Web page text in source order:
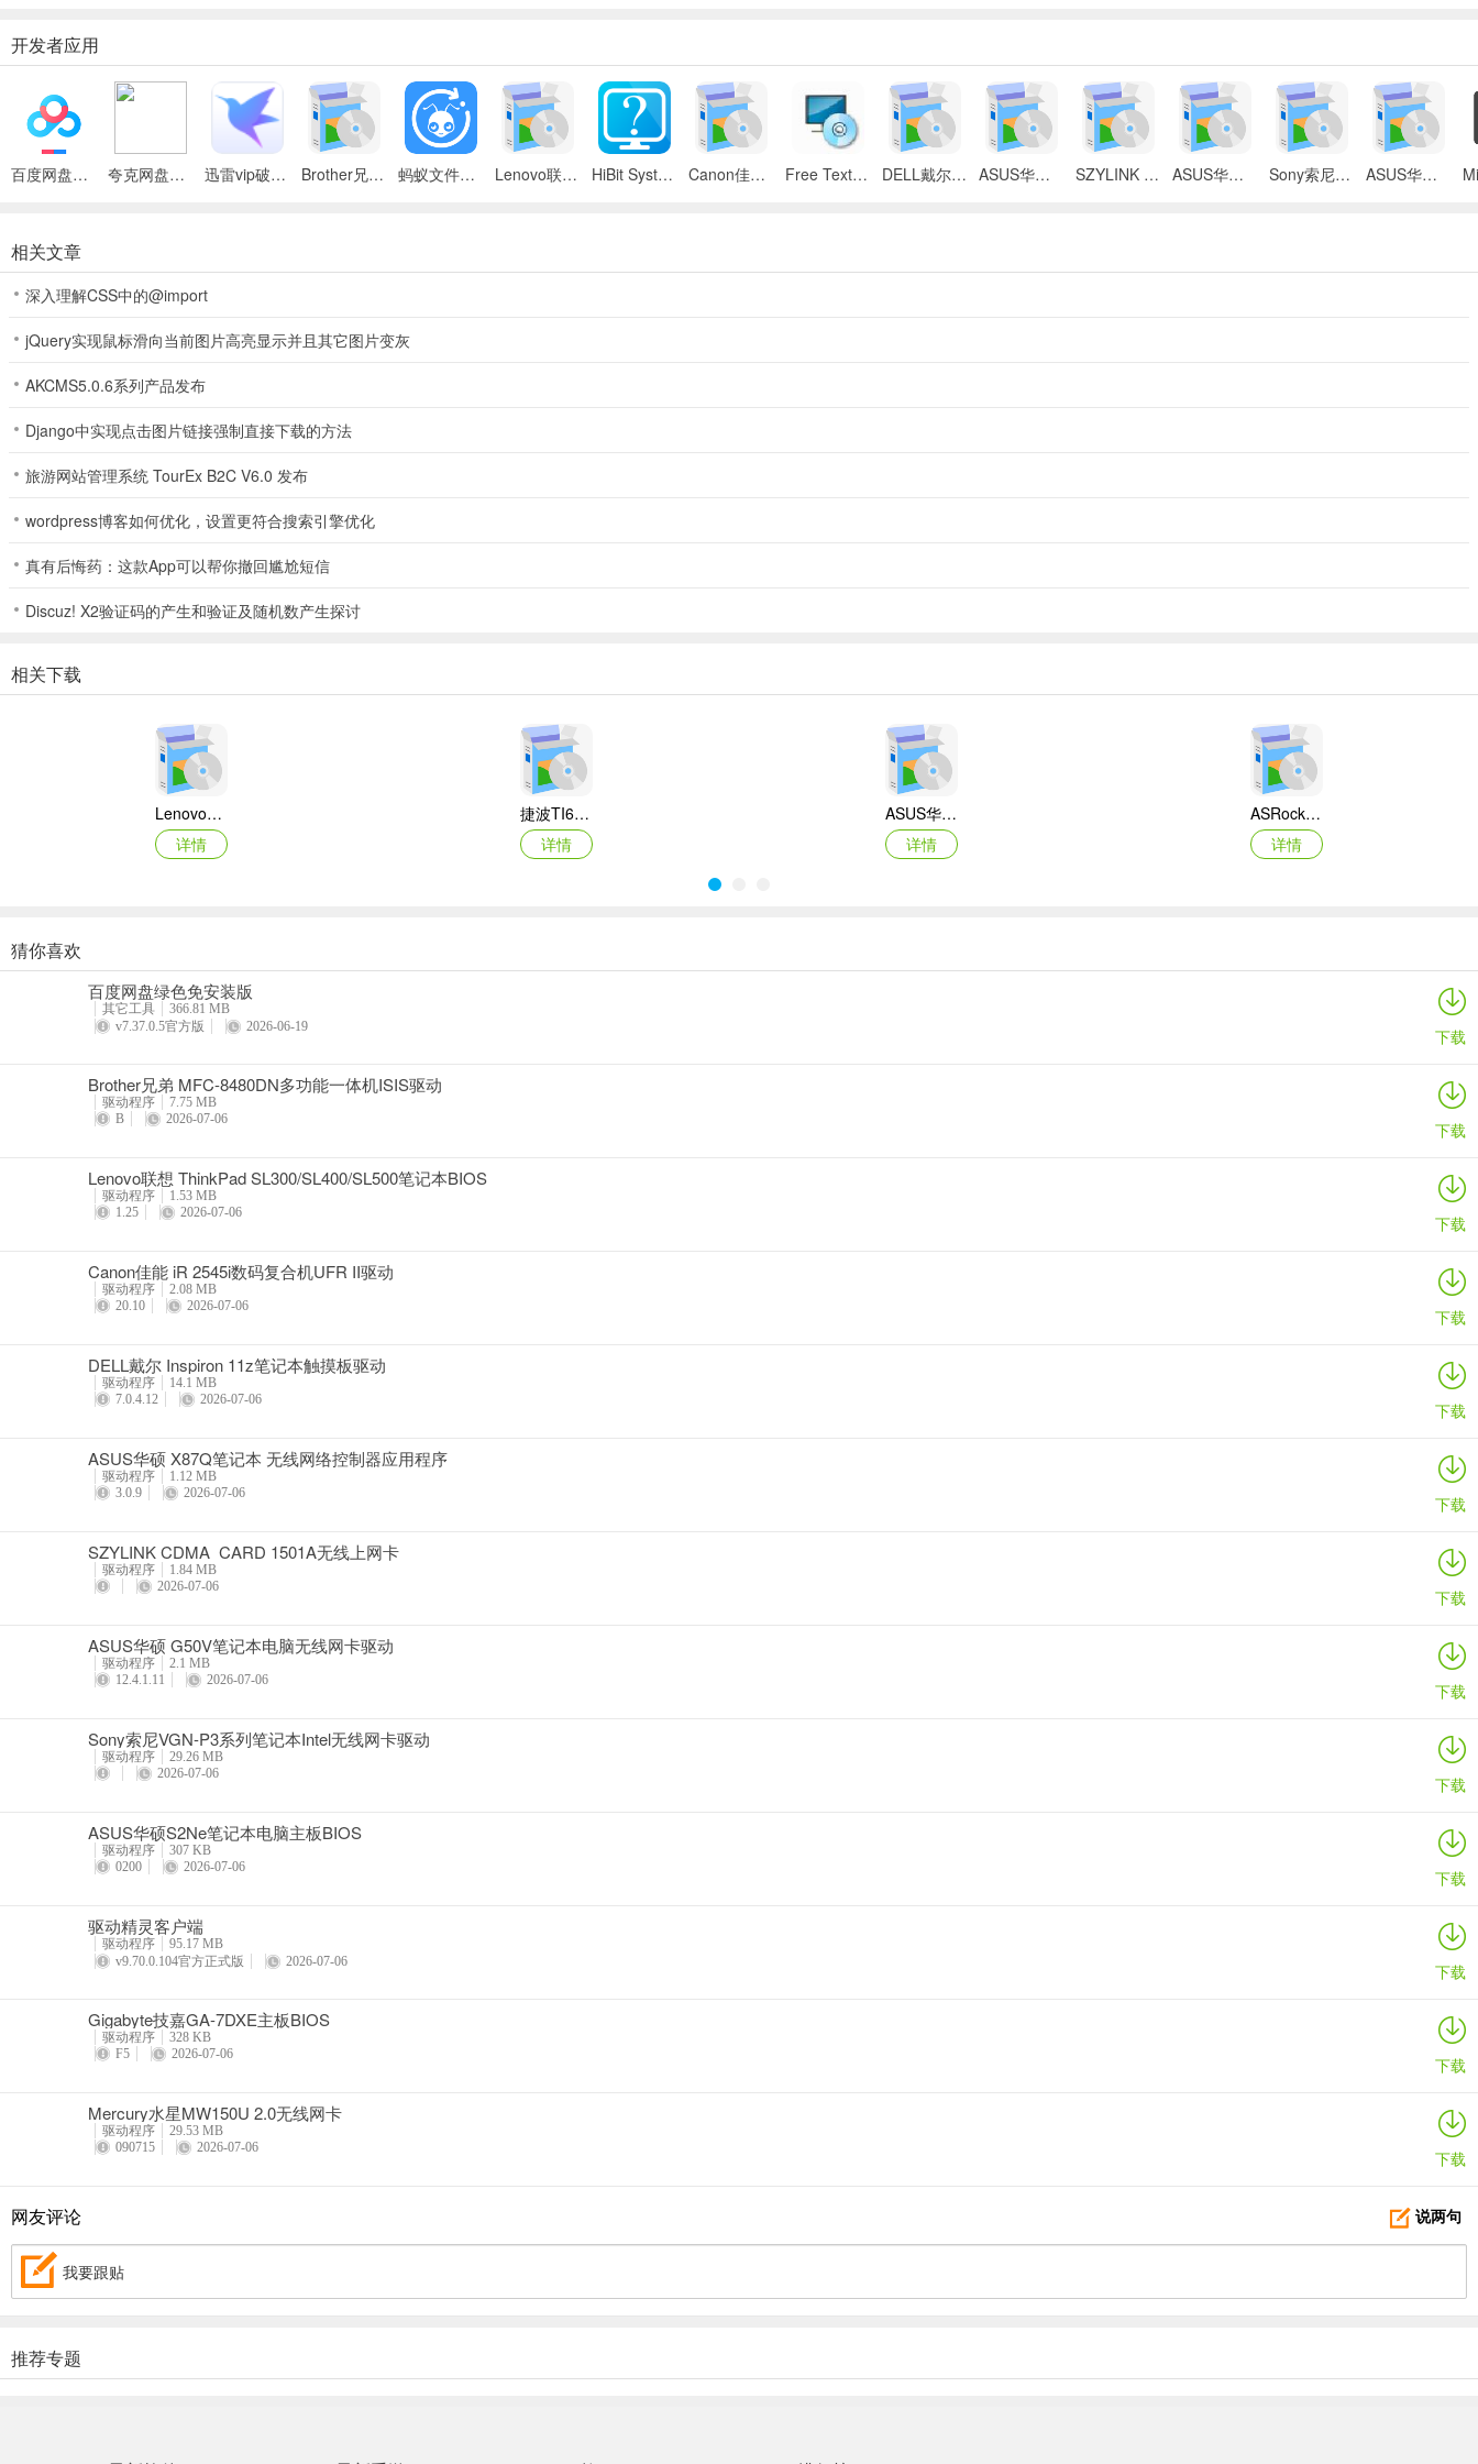
开发者应用
百度网盘绿色免安装Pc电脑版 夸克网盘官方正式版 迅雷vip破解版永久会员2024版 Brother兄弟 MFC-8480DN多功能一体机ISIS驱动 蚂蚁文件（数据恢复大师） Lenovo联想 ThinkPad SL300/SL400/SL500笔记本BIOS HiBit System Information(系统信息检测工具) Canon佳能 iR 2545i数码复合机UFR II驱动 Free Text to Speech DELL戴尔 Inspiron 11z笔记本触摸板驱动 ASUS华硕 X87Q笔记本 无线网络控制器应用程序 SZYLINK CDMA_CARD 1501A无线上网卡 ASUS华硕 G50V笔记本电脑无线网卡驱动 Sony索尼VGN-P3系列笔记本Intel无线网卡驱动 ASUS华硕S2Ne笔记本电脑主板BIOS
相关文章
深入理解CSS中的@import
jQuery实现鼠标滑向当前图片高亮显示并且其它图片变灰
AKCMS5.0.6系列产品发布
Django中实现点击图片链接强制直接下载的方法
旅游网站管理系统 TourEx B2C V6.0 发布
wordpress博客如何优化，设置更符合搜索引擎优化
真有后悔药：这款App可以帮你撤回尴尬短信
Discuz! X2验证码的产生和验证及随机数产生探讨
相关下载
Lenovo联想 Ideapad Z465/Z565系列笔记本 声卡驱动
详情
捷波TI61AG-A主板BIOS
详情
ASUS华硕F1A55-M LX3 R2.0主板BIOS
详情
ASRock华擎IMB-A160主板BIOS
详情
奥睿科PAS3062-2E/PAS3062-2S/PAS3064-2S2E系列扩展卡驱动
详情
Canon佳能 PowerShot A310 WIA驱动
AMD Mobility Radeon HD 2000/HD 3000/HD 4000/HD 5000系列移动显卡催化剂驱动
映泰Hi-Fi H77S 5.x主板BIOS
猜你喜欢
百度网盘绿色免安装版
其它工具
366.81 MB
v7.37.0.5官方版
2026-06-19 下载
Brother兄弟 MFC-8480DN多功能一体机ISIS驱动
驱动程序
7.75 MB
B
2026-07-06 下载
Lenovo联想 ThinkPad SL300/SL400/SL500笔记本BIOS
驱动程序
1.53 MB
1.25
2026-07-06 下载
Canon佳能 iR 2545i数码复合机UFR II驱动
驱动程序
2.08 MB
20.10
2026-07-06 下载
DELL戴尔 Inspiron 11z笔记本触摸板驱动
驱动程序
14.1 MB
7.0.4.12
2026-07-06 下载
ASUS华硕 X87Q笔记本 无线网络控制器应用程序
驱动程序
1.12 MB
3.0.9
2026-07-06 下载
SZYLINK CDMA_CARD 1501A无线上网卡
驱动程序
1.84 MB
2026-07-06
下载
ASUS华硕 G50V笔记本电脑无线网卡驱动
驱动程序
2.1 MB
12.4.1.11
2026-07-06 下载
Sony索尼VGN-P3系列笔记本Intel无线网卡驱动
驱动程序
29.26 MB
2026-07-06
下载
ASUS华硕S2Ne笔记本电脑主板BIOS
驱动程序
307 KB
0200
2026-07-06 下载
驱动精灵客户端
驱动程序
95.17 MB
v9.70.0.104官方正式版
2026-07-06 下载
Gigabyte技嘉GA-7DXE主板BIOS
驱动程序
328 KB
F5
2026-07-06 下载
Mercury水星MW150U 2.0无线网卡
驱动程序
29.53 MB
090715
2026-07-06 下载
说两句
网友评论
我要跟贴
推荐专题